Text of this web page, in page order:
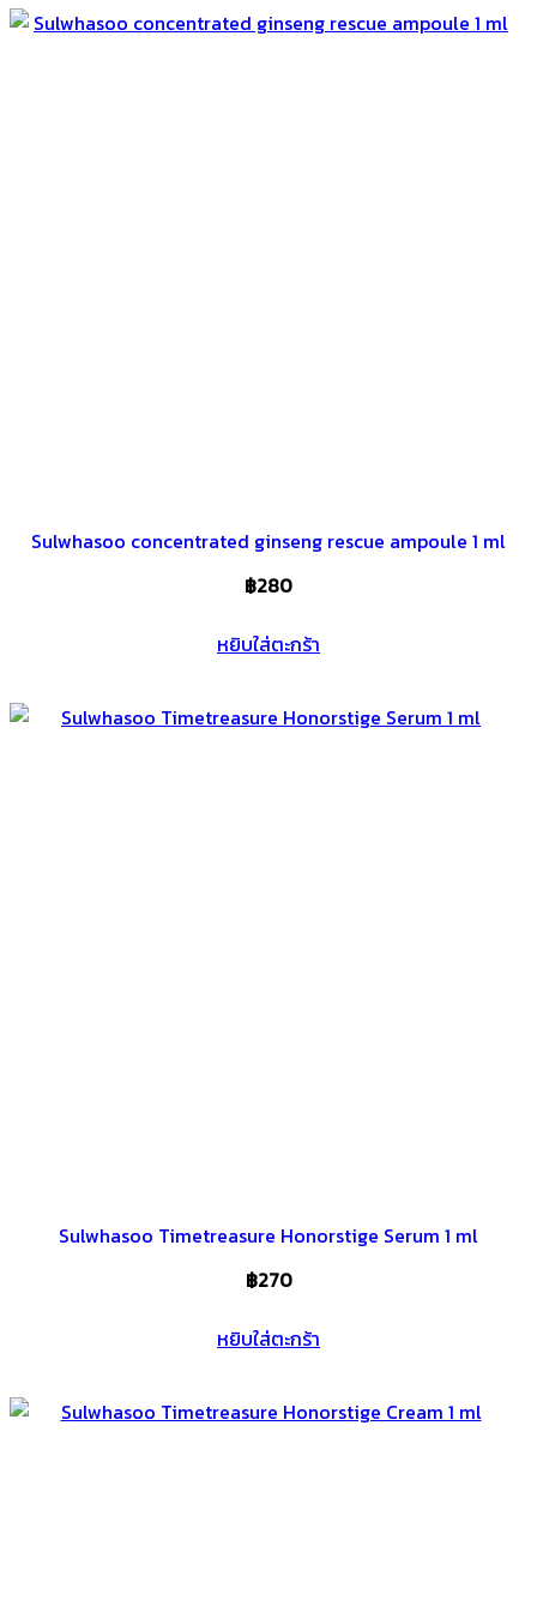
Sulwhasoo concentrated ginseng rescue ampoule 1 ml
฿280
หยิบใส่ตะกร้า
Sulwhasoo Timetreasure Honorstige Serum 1 ml
฿270
หยิบใส่ตะกร้า